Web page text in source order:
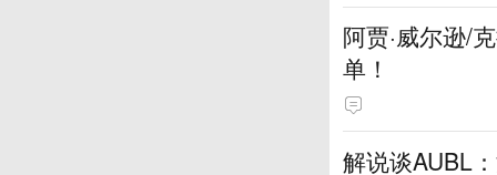
阿贾·威尔逊/
单！
解说谈AUBL